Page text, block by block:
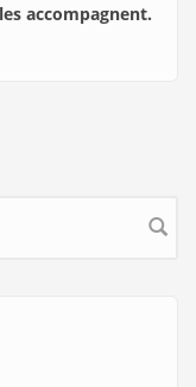
accompagnent.